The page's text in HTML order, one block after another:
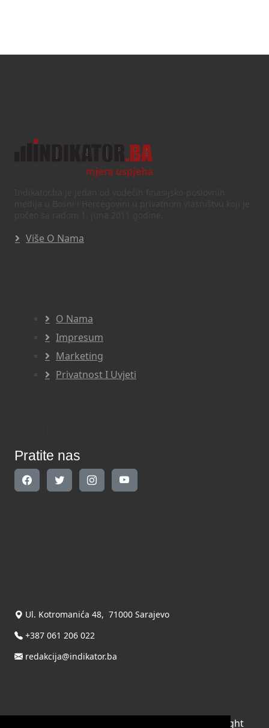
Više O Nama
O Nama
Impresum
Marketing
Privatnost I Uvjeti
Pratite nas
Ul. Kotromanića 48, 71000 Sarajevo
+387 061 206 022
redakcija@indikator.ba
, All Right